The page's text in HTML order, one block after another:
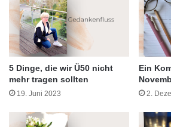
5 Dinge, die wir Ü50 nicht
mehr tragen sollten
19. Juni 2023
Ein
2.